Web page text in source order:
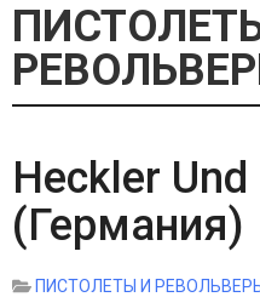
Heckler Und
(Германия)
ПИСТОЛЕТЫ И